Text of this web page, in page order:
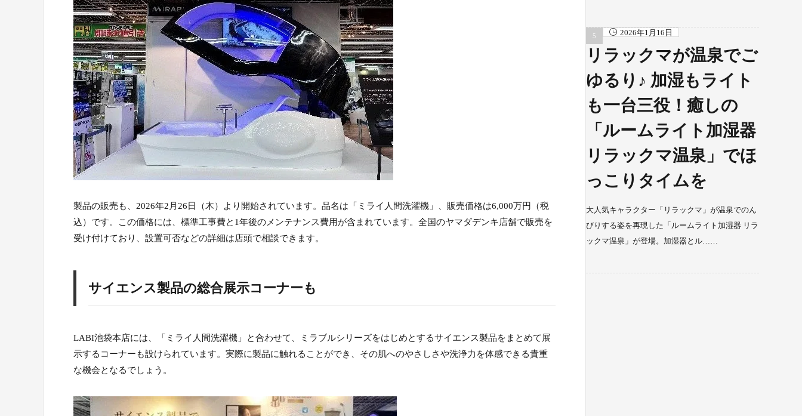
製品の販売も、2026年2月26日（木）より開始されています。品名は「ミライ人間洗濯機」、販売価格は6,000万円（税
込）です。この価格には、標準工事費と1年後のメンテナンス費用が含まれています。全国のヤマダデンキ店舗で販売を
受け付けており、設置可否などの詳細は店頭で相談できます。
サイエンス製品の総合展示コーナーも
LABI池袋本店には、「ミライ人間洗濯機」と合わせて、ミラブルシリーズをはじめとするサイエンス製品をまとめて展
示するコーナーも設けられています。実際に製品に触れることができ、その肌へのやさしさや洗浄力を体感できる貴重
な機会となるでしょう。
2026年1月16日
リラックマが温泉でご
ゆるり♪ 加湿もライト
も一台三役！癒しの
「ルームライト加湿器
リラックマ温泉」でほ
っこりタイムを
大人気キャラクター「リラックマ」が温泉でのん
びりする姿を再現した「ルームライト加湿器 リラ
ックマ温泉」が登場。加湿器とル……